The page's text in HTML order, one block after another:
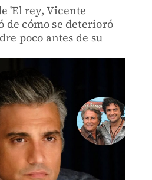
'El rey, Vicente
de cómo se deterioró
poco antes de su